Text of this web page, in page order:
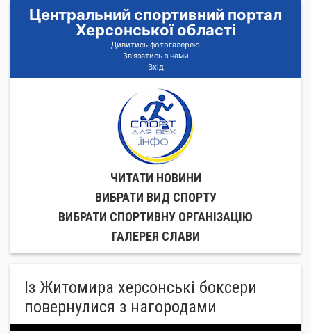
Центральний спортивний портал
Херсонської області
Дивитись фотогалерею
Зв'язатись з нами
Вхід
ЧИТАТИ НОВИНИ
ВИБРАТИ ВИД СПОРТУ
ВИБРАТИ СПОРТИВНУ ОРГАНIЗАЦIЮ
ГАЛЕРЕЯ СЛАВИ
Із Житомира херсонські боксери
повернулися з нагородами